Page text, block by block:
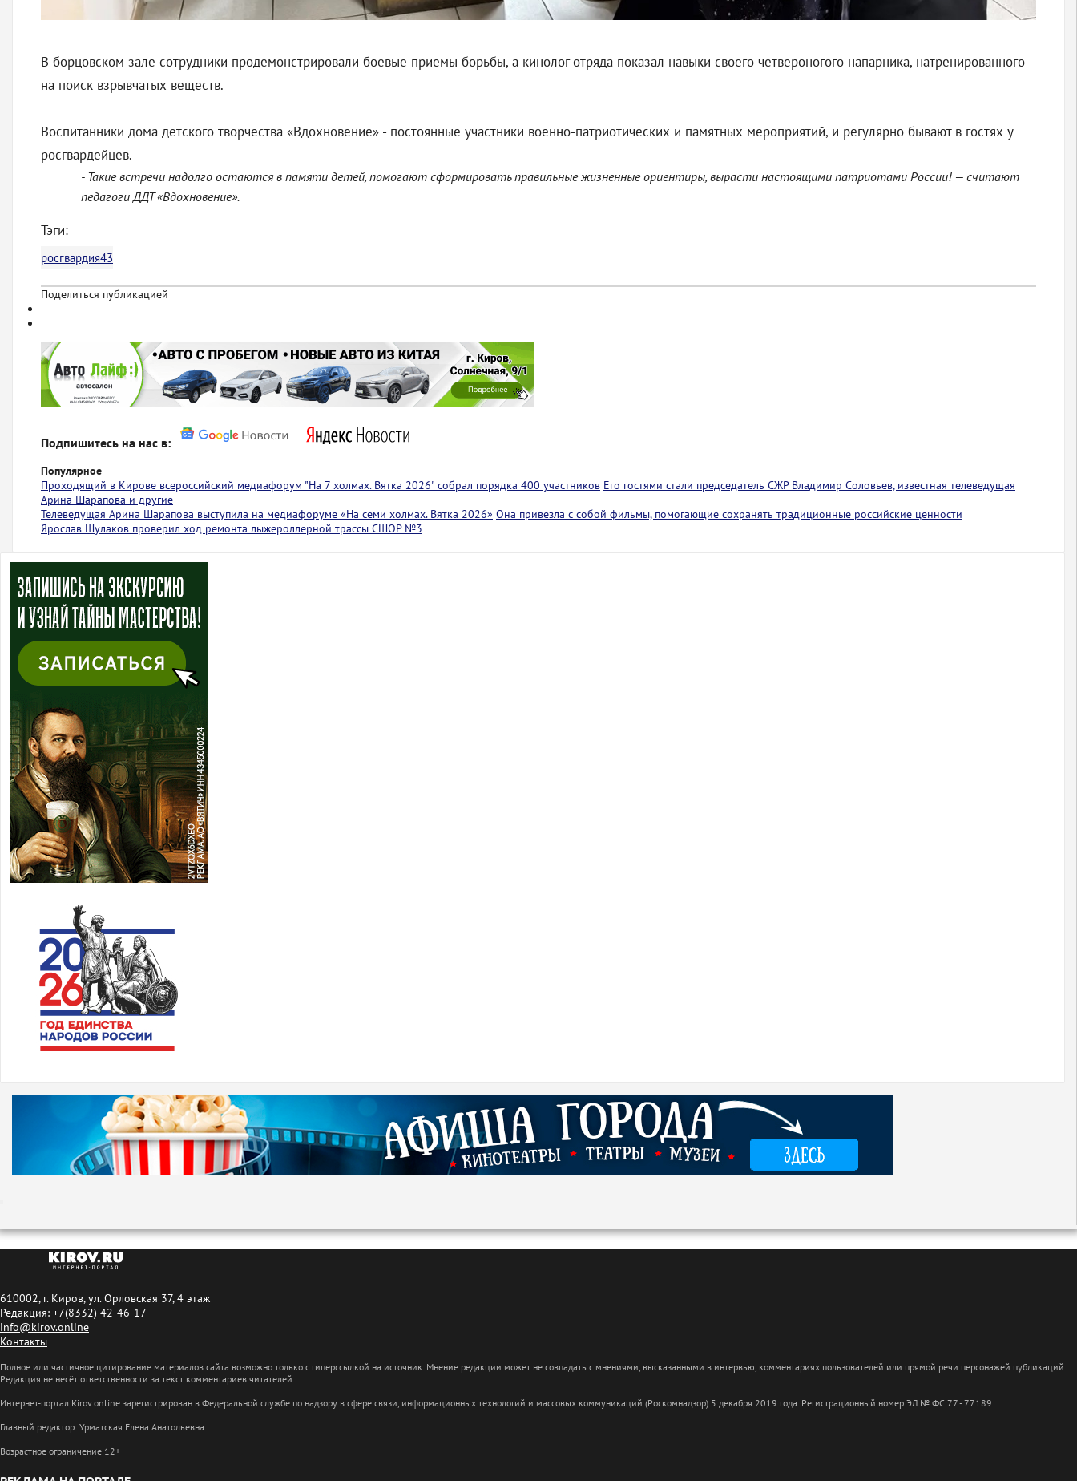
В борцовском зале сотрудники продемонстрировали боевые приемы борьбы, а кинолог отряда показал навыки своего четвероногого напарника, натренированного
на поиск взрывчатых веществ.
Воспитанники дома детского творчества «Вдохновение» - постоянные участники военно-патриотических и памятных мероприятий, и регулярно бывают в гостях у
росгвардейцев.
- Такие встречи надолго остаются в памяти детей, помогают сформировать правильные жизненные ориентиры, вырасти настоящими патриотами России! — считают
педагоги ДДТ «Вдохновение».
Тэги:
росгвардия43
Поделиться публикацией
Подпишитесь на нас в:
Популярное
Проходящий в Кирове всероссийский медиафорум "На 7 холмах. Вятка 2026" собрал порядка 400 участников Его гостями стали председатель СЖР Владимир Соловьев, известная телеведущая
Арина Шарапова и другие
Телеведущая Арина Шарапова выступила на медиафоруме «На семи холмах. Вятка 2026» Она привезла с собой фильмы, помогающие сохранять традиционные российские ценности
Ярослав Шулаков проверил ход ремонта лыжероллерной трассы СШОР №3
610002, г. Киров, ул. Орловская 37, 4 этаж
Редакция: +7(8332) 42-46-17
info@kirov.online
Контакты
Полное или частичное цитирование материалов сайта возможно только с гиперссылкой на источник. Мнение редакции может не совпадать с мнениями, высказанными в интервью, комментариях пользователей или прямой речи персонажей публикаций.
Редакция не несёт ответственности за текст комментариев читателей.
Интернет-портал Kirov.online зарегистрирован в Федеральной службе по надзору в сфере связи, информационных технологий и массовых коммуникаций (Роскомнадзор) 5 декабря 2019 года. Регистрационный номер ЭЛ № ФС 77 - 77189.
Главный редактор: Урматская Елена Анатольевна
Возрастное ограничение 12+